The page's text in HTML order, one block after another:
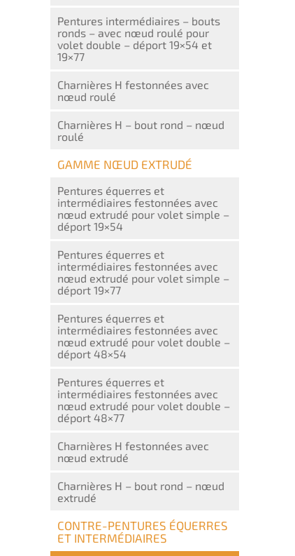
Pentures intermédiaires – bouts
ronds – avec nœud roulé pour
volet double – déport 19×54 et
19×77
Charnières H festonnées avec
nœud roulé
Charnières H – bout rond – nœud
roulé
GAMME NŒUD EXTRUDÉ
Pentures équerres et
intermédiaires festonnées avec
nœud extrudé pour volet simple –
déport 19×54
Pentures équerres et
intermédiaires festonnées avec
nœud extrudé pour volet simple –
déport 19×77
Pentures équerres et
intermédiaires festonnées avec
nœud extrudé pour volet double –
déport 48×54
Pentures équerres et
intermédiaires festonnées avec
nœud extrudé pour volet double –
déport 48×77
Charnières H festonnées avec
nœud extrudé
Charnières H – bout rond – nœud
extrudé
CONTRE-PENTURES ÉQUERRES
ET INTERMÉDIAIRES